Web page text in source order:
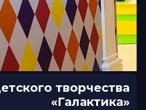
творчества
«Галактика»